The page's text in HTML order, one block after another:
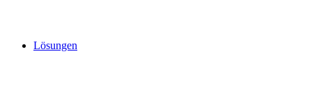
Lösungen